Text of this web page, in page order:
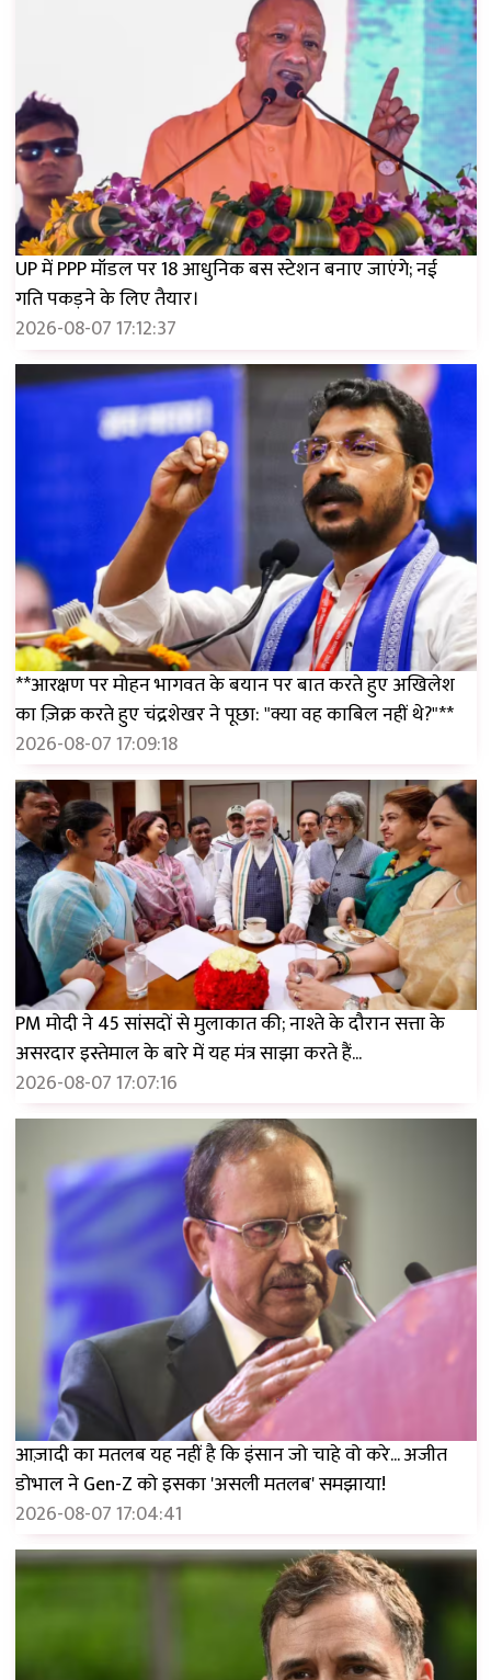
UP में PPP मॉडल पर 18 आधुनिक बस स्टेशन बनाए जाएंगे; नई
गति पकड़ने के लिए तैयार।
2026-08-07 17:12:37
**आरक्षण पर मोहन भागवत के बयान पर बात करते हुए अखिलेश
का ज़िक्र करते हुए चंद्रशेखर ने पूछा: "क्या वह काबिल नहीं थे?"**
2026-08-07 17:09:18
PM मोदी ने 45 सांसदों से मुलाकात की; नाश्ते के दौरान सत्ता के
असरदार इस्तेमाल के बारे में यह मंत्र साझा करते हैं...
2026-08-07 17:07:16
आज़ादी का मतलब यह नहीं है कि इंसान जो चाहे वो करे... अजीत
डोभाल ने Gen-Z को इसका 'असली मतलब' समझाया!
2026-08-07 17:04:41